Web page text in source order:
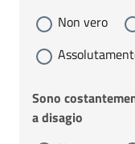
Non vero
Sono
a disagio